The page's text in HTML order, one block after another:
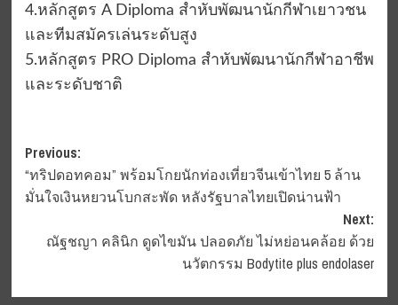
4.หลักสูตร A Diploma สำหับพัฒนานักกีฬาเยาวชน
และทีมสมัครเล่นระดับสูง
5.หลักสูตร PRO Diploma สำหับพัฒนานักกีฬาอาชีพ
และระดับชาติ
Post
navigation
Previous:
“ทริปดอทคอม” พร้อมโกยนักท่องเที่ยวจีนเข้าไทย 5 ล้าน
มั่นใจเงินหยวนโบกสะพัด หลังรัฐบาลไทยเปิดน่านฟ้า
Next:
ณัฐชญา คลินิก ดูดไขมัน ปลอดภัย ไม่หย่อนคล้อย ด้วย
นวัตกรรม Bodytite plus endolaser